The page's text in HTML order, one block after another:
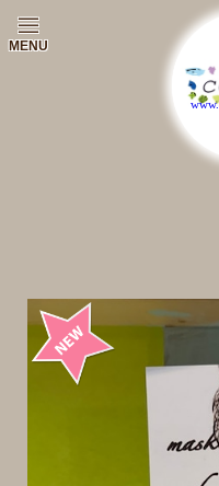
|
|
|